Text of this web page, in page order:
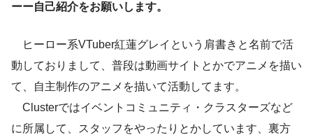
ーー自己紹介をお願いします。
ヒーロー系VTuber紅蓮グレイという肩書きと名前で活
動しておりまして、普段は動画サイトとかでアニメを描い
て、自主制作のアニメを描いて活動してます。
Clusterではイベントコミュニティ・クラスターズなど
に所属して、スタッフをやったりとかしています、裏方